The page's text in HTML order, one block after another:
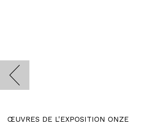
ŒUVRES DE L'EXPOSITION ONZE